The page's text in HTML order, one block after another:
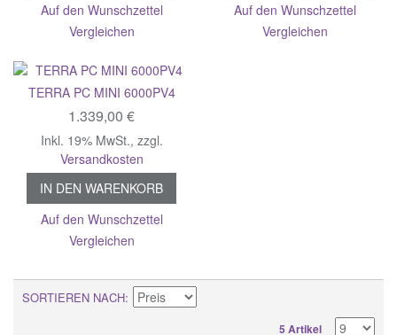
Auf den Wunschzettel
Vergleichen
Auf den Wunschzettel
Vergleichen
TERRA PC MINI 6000PV4
1.339,00 €
Inkl. 19% MwSt., zzgl.
Versandkosten
IN DEN WARENKORB
Auf den Wunschzettel
Vergleichen
SORTIEREN NACH
5 Artikel